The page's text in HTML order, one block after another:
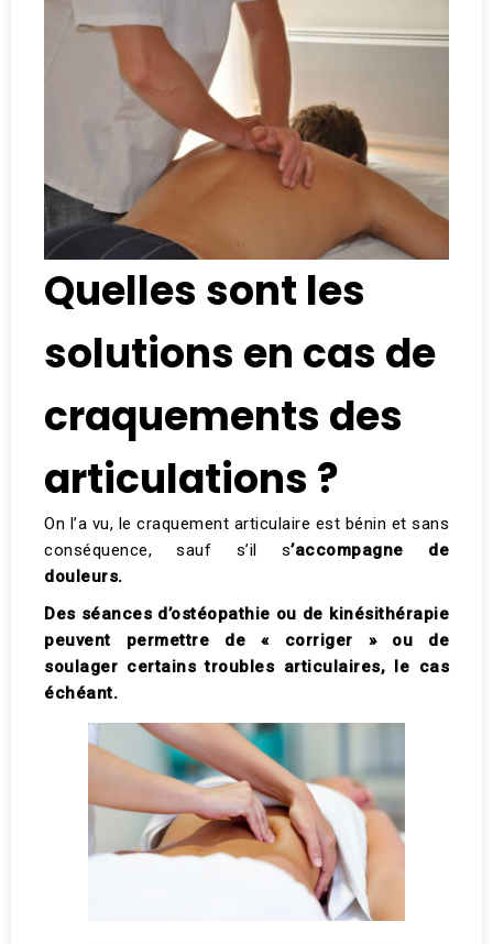
Quelles sont les
solutions en cas de
craquements des
articulations ?
On l’a vu, le craquement articulaire est bénin et sans
conséquence, sauf s’il s’accompagne de
douleurs.
Des séances d’ostéopathie ou de kinésithérapie
peuvent permettre de « corriger » ou de
soulager certains troubles articulaires, le cas
échéant.